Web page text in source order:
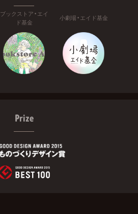
ブックストア・エイ
ド基金
小劇場・エイド基金
Prize